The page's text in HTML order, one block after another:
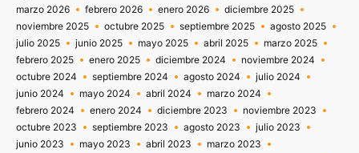
marzo 2026
febrero 2026 enero 2026
diciembre 2025
noviembre 2025
octubre 2025 septiembre 2025
agosto 2025
julio 2025
junio 2025 mayo 2025 abril 2025
marzo 2025
febrero 2025
enero 2025 diciembre 2024
noviembre 2024
octubre 2024
septiembre 2024 agosto 2024
julio 2024
junio 2024
mayo 2024 abril 2024
marzo 2024
febrero 2024
enero 2024 diciembre 2023
noviembre 2023
octubre 2023
septiembre 2023 agosto 2023
julio 2023
junio 2023
mayo 2023 abril 2023
marzo 2023